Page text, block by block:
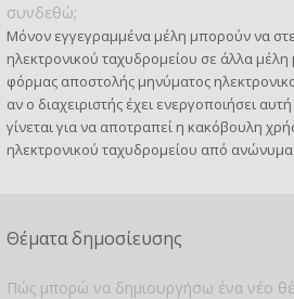
συνδεθώ;
Μόνον εγγεγραμμένα μέλη μπορούν να
ηλεκτρονικού ταχυδρομείου σε άλλα
φόρμας αποστολής μηνύματος
αν ο διαχειριστής έχει ενεργοποιήσει
γίνεται για να αποτραπεί η κακόβουλη
ηλεκτρονικού ταχυδρομείου από
Θέματα δημοσίευσης
Πώς μπορώ να δημιουργήσω ένα νέο